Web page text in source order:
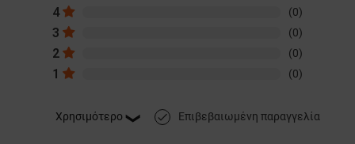
4 (0)
3 (0)
2 (0)
1 (0)
done Επιβεβαιωμένη παραγγελία